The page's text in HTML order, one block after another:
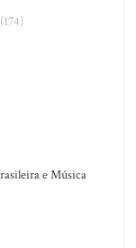
e Música